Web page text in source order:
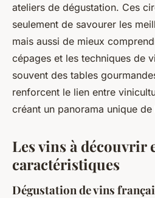
ateliers de dégustation. Ces
seulement de savourer les
mais aussi de mieux
cépages et les techniques de
souvent des tables
renforcent le lien entre
créant un panorama unique
Les vins à découvrir
caractéristiques
Dégustation de vins